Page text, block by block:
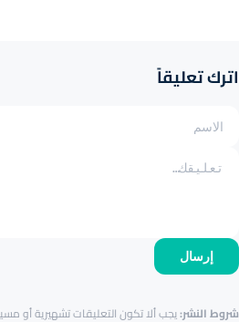
اترك تعليقاً
إرسال
شروط النشر:يجب ألا تكون التعليقات تشهيرية أو